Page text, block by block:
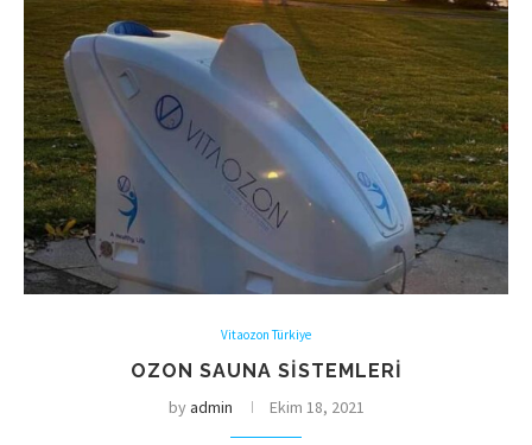
Vitaozon Türkiye
OZON SAUNA SISTEMLERI
byadmin Ekim 18, 2021